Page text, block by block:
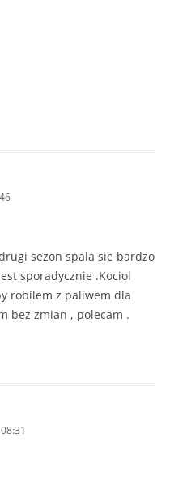
sezon spala sie bardzo
sporadycznie .Kociol
robilem z paliwem dla
bez zmian , polecam .